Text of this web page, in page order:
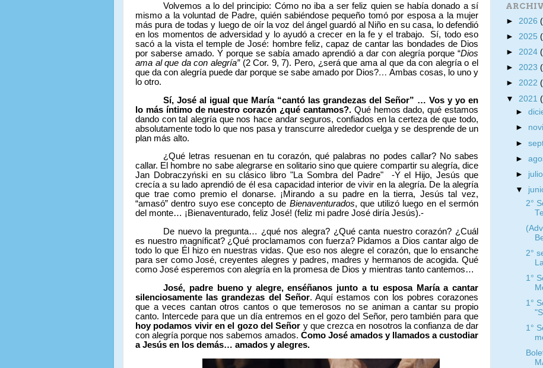
Volvemos a lo del principio: Cómo no iba a ser feliz quien se había donado a sí
mismo a la voluntad de Padre, quién sabiéndose pequeño tomó por esposa a la mujer
más pura de todas y luego de oír la voz del ángel guardó al Niño en su casa, lo defendió
en los momentos de adversidad y lo ayudó a crecer en la fe y el trabajo. Sí, todo eso
sacó a la vista el temple de José: hombre feliz, capaz de cantar las bondades de Dios
por saberse amado. Y porque se sabía amado aprendió a dar con alegría porque “Dios
ama al que da con alegría” (2 Cor. 9, 7). Pero, ¿será que ama al que da con alegría o el
que da con alegría puede dar porque se sabe amado por Dios?… Ambas cosas, lo uno y
lo otro.
Sí, José al igual que María “cantó las grandezas del Señor” … Vos y yo en
lo más íntimo de nuestro corazón ¿qué cantamos?.Qué hemos dado, qué estamos
dando con tal alegría que nos hace andar seguros, confiados en la certeza de que todo,
absolutamente todo lo que nos pasa y transcurre alrededor cuelga y se desprende de un
plan más alto.
¿Qué letras resuenan en tu corazón, qué palabras no podes callar? No sabes
callar. El hombre no sabe alegrarse en solitario sino que quiere compartir su alegría, dice
Jan Dobraczyński en su clásico libro "La Sombra del Padre" -Y el Hijo, Jesús que
crecía a su lado aprendió de él esa capacidad interior de vivir en la alegría. De la alegría
que trae como premio el donarse. ¡Mirando a su padre en la tierra, Jesús tal vez,
“amasó” dentro suyo ese concepto de Bienaventurados, que utilizó luego en el sermón
del monte… ¡Bienaventurado, feliz José! (feliz mi padre José diría Jesús).-
De nuevo la pregunta… ¿qué nos alegra? ¿Qué canta nuestro corazón? ¿Cuál
es nuestro magníficat? ¿Qué proclamamos con fuerza? Pidamos a Dios cantar algo de
todo lo que Él hizo en nuestras vidas. Que eso nos alegre el corazón, que lo ensanche
para ser como José, creyentes alegres y padres, madres y hermanos de acogida. Qué
como José esperemos con alegría en la promesa de Dios y mientras tanto cantemos…
José, padre bueno y alegre, enséñanos junto a tu esposa María a cantar
silenciosamente las grandezas del Señor. Aquí estamos con los pobres corazones
que a veces cantan otros cantos o que temerosos no se animan a cantar su propio
canto. Intercede para que un día entremos en el gozo del Señor, pero también para que
hoy podamos vivir en el gozo del Señor y que crezca en nosotros la confianza de dar
con alegría porque nos sabemos amados. Como José amados y llamados a custodiar
a Jesús en los demás… amados y alegres.
► 2026
► 2025
► 2024
► 2023
► 2022
▼ 2021
►
►
►
►
►
▼
2°
2°
1°
1°
1°